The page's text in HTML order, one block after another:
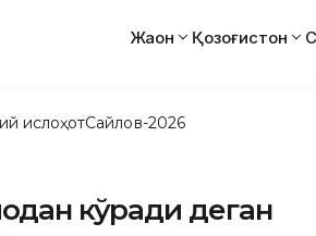
Жаҳон Қозоғистон
ислоҳотСайлов-2026
кўради деган